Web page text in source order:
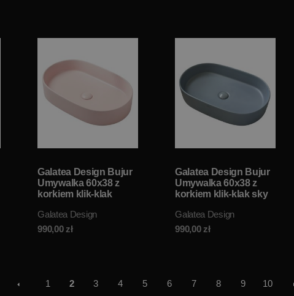
Galatea Design Bujur
Umywalka 60x38 z
korkiem klik-klak
GD78330DTMP W
MAGAZYNIE!!
Galatea Design
990,00zł
Galatea Design Bujur
Umywalka 60x38 z
korkiem klik-klak sky
GD78330DTMHL W
MAGAZYNIE!!
Galatea Design
990,00zł
1 2 3 4 5 6 7 8 9 10